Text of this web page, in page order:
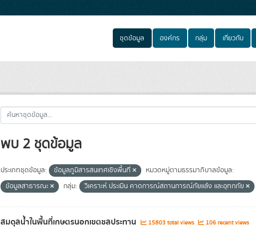
ชุดข้อมูล องค์กร กลุ่ม เกี่ยวกับ
พบ 2 ชุดข้อมูล
ประเภทชุดข้อมูล: ข้อมูลภูมิสารสนเทศเชิงพื้นที่
หมวดหมู่ตามธรรมาภิบาลข้อมูล:
ข้อมูลสาธารณะ
กลุ่ม: วิเคราะห์ ประเมิน คาดการณ์สถานการณ์ภัยแล้ง และอุทกภัย
สมดุลน้ำในพื้นที่เกษตรนอกเขตชลประทาน 15803 total views 106 recent views